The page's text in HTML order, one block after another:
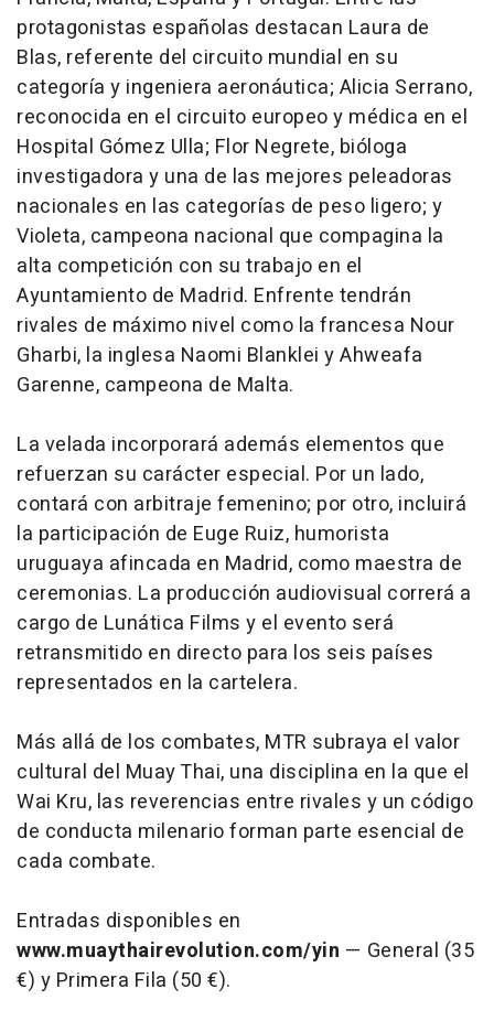
protagonistas españolas destacan Laura de
Blas, referente del circuito mundial en su
categoría y ingeniera aeronáutica; Alicia Serrano,
reconocida en el circuito europeo y médica en el
Hospital Gómez Ulla; Flor Negrete, bióloga
investigadora y una de las mejores peleadoras
nacionales en las categorías de peso ligero; y
Violeta, campeona nacional que compagina la
alta competición con su trabajo en el
Ayuntamiento de Madrid. Enfrente tendrán
rivales de máximo nivel como la francesa Nour
Gharbi, la inglesa Naomi Blanklei y Ahweafa
Garenne, campeona de Malta.
La velada incorporará además elementos que
refuerzan su carácter especial. Por un lado,
contará con arbitraje femenino; por otro, incluirá
la participación de Euge Ruiz, humorista
uruguaya afincada en Madrid, como maestra de
ceremonias. La producción audiovisual correrá a
cargo de Lunática Films y el evento será
retransmitido en directo para los seis países
representados en la cartelera.
Más allá de los combates, MTR subraya el valor
cultural del Muay Thai, una disciplina en la que el
Wai Kru, las reverencias entre rivales y un código
de conducta milenario forman parte esencial de
cada combate.
Entradas disponibles en
www.muaythairevolution.com/yin — General (35
€) y Primera Fila (50 €).